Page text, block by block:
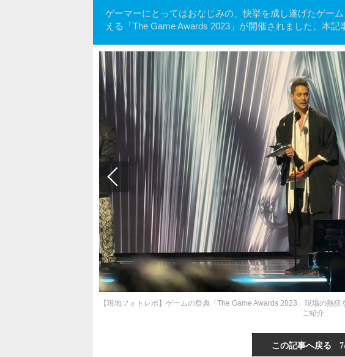
ゲーマーにとってはおなじみの、快挙を成し遂げたゲー
える「The Game Awards 2023」が開催されました。本
【現地フォトレポ】ゲームの祭典「The Game Awards 2023」現場の熱
ご紹介
この記事へ戻る